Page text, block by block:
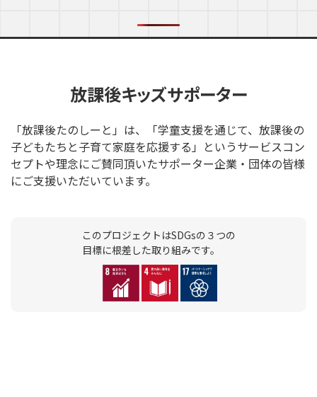
放課後キッズサポーター
「放課後たのしーと」は、「学童支援を通じて、放課後の
子どもたちと子育て家庭を応援する」というサービスコン
セプトや理念にご賛同頂いたサポーター企業・団体の皆様
にご支援いただいています。
このプロジェクトはSDGsの３つの
目標に根差した取り組みです。